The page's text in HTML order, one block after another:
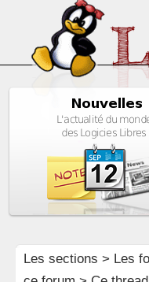
Les sections > Les